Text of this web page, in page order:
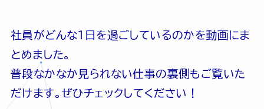
社員がどんな1日を過ごしているのかを動画にま
とめました。
普段なかなか見られない仕事の裏側もご覧いた
だけます。ぜひチェックしてください！